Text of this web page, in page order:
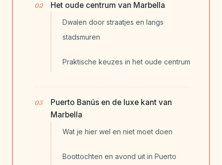
Het oude centrum van Marbella
Dwalen door straatjes en langs
stadsmuren
Praktische keuzes in het oude centrum
Puerto Banús en de luxe kant van
Marbella
Wat je hier wel en niet moet doen
Boottochten en avond uit in Puerto